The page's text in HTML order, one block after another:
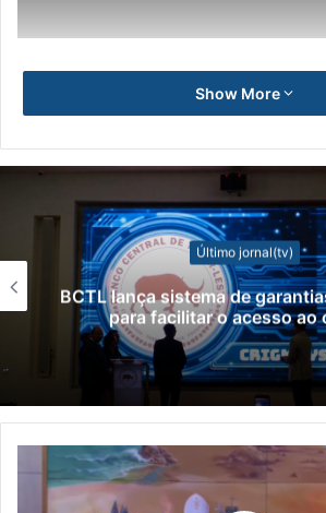
Show More
Último jornal(tv)
BCTL lança sistema de
para facilitar o acesso ao